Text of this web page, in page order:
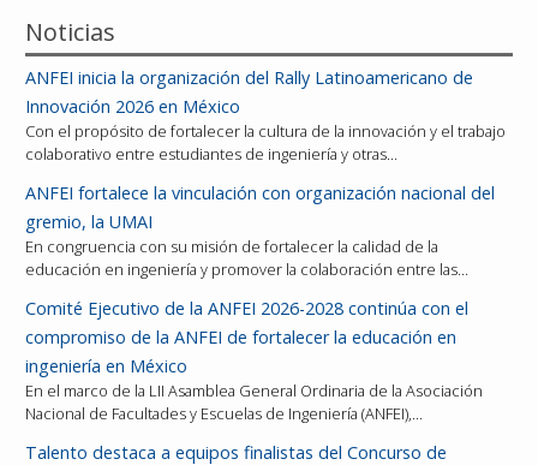
Noticias
ANFEI inicia la organización del Rally Latinoamericano de
Innovación 2026 en México
Con el propósito de fortalecer la cultura de la innovación y el trabajo
colaborativo entre estudiantes de ingeniería y otras…
ANFEI fortalece la vinculación con organización nacional del
gremio, la UMAI
En congruencia con su misión de fortalecer la calidad de la
educación en ingeniería y promover la colaboración entre las…
Comité Ejecutivo de la ANFEI 2026-2028 continúa con el
compromiso de la ANFEI de fortalecer la educación en
ingeniería en México
En el marco de la LII Asamblea General Ordinaria de la Asociación
Nacional de Facultades y Escuelas de Ingeniería (ANFEI),…
Talento destaca a equipos finalistas del Concurso de